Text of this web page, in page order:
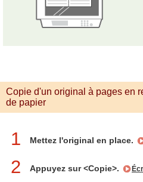
Copie d'un original à pages en
de papier
1 Mettez l'original en place.
2 Appuyez sur <Copie>.